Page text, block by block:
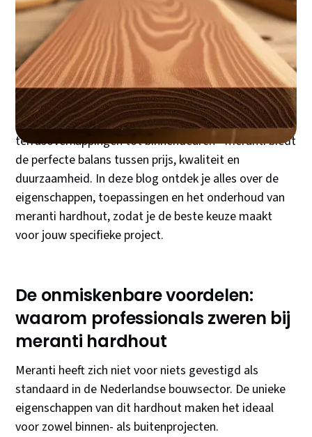
Meranti hout staat al decennia bekend als de
betrouwbare keuze voor Nederlandse
bouwprofessionals en doe-het-zelvers. Deze
tropische houtsoort uit Zuidoost-Azië combineert
uitstekende bewerkbaarheid met een fraaie warme
roodbruine kleur en een levensduur van 15 tot 25 jaar
bij juiste behandeling. Van kozijnen tot plinten, van
terrasoverkappingen tot binnendeuren - meranti biedt
de perfecte balans tussen prijs, kwaliteit en
duurzaamheid. In deze blog ontdek je alles over de
eigenschappen, toepassingen en het onderhoud van
meranti hardhout, zodat je de beste keuze maakt
voor jouw specifieke project.
De onmiskenbare voordelen:
waarom professionals zweren bij
meranti hardhout
Meranti heeft zich niet voor niets gevestigd als
standaard in de Nederlandse bouwsector. De unieke
eigenschappen van dit hardhout maken het ideaal
voor zowel binnen- als buitenprojecten.